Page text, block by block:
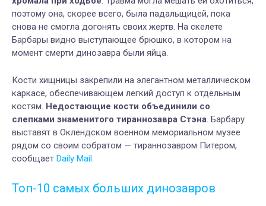
поэтому она, скорее всего, была падальщицей, пока
снова не смогла догонять своих жертв. На скелете
Барбары видно выступающее брюшко, в котором на
момент смерти динозавра были яйца.
Кости хищницы закрепили на элегантном металлическом
каркасе, обеспечивающем легкий доступ к отдельным
костям. Недостающие кости объединили со
слепками знаменитого тираннозавра Стэна. Барбару
выставят в Оклендском военном мемориальном музее
рядом со своим собратом — тираннозавром Питером,
сообщает Daily Mail.
Топ-10 самых больших динозавров